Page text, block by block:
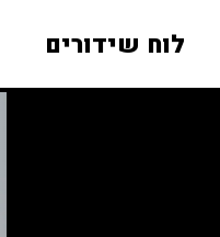
לוח שידורים